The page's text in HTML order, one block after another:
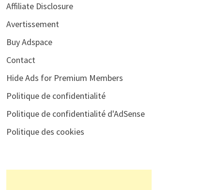
Affiliate Disclosure
Avertissement
Buy Adspace
Contact
Hide Ads for Premium Members
Politique de confidentialité
Politique de confidentialité d'AdSense
Politique des cookies